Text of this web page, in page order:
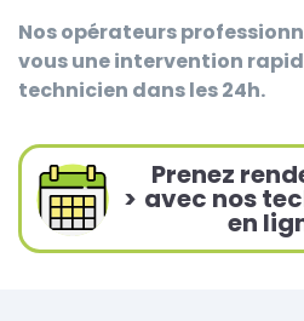
Nos opérateurs
vous une intervention
technicien dans les 24h.
>
Prenez
avec nos
en